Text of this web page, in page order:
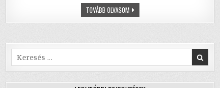
o
p
TOVÁBB OLVASOMA
RÉPAKIRÁLY
–
GYÖKÉRSÉG
KORA
Search
for: